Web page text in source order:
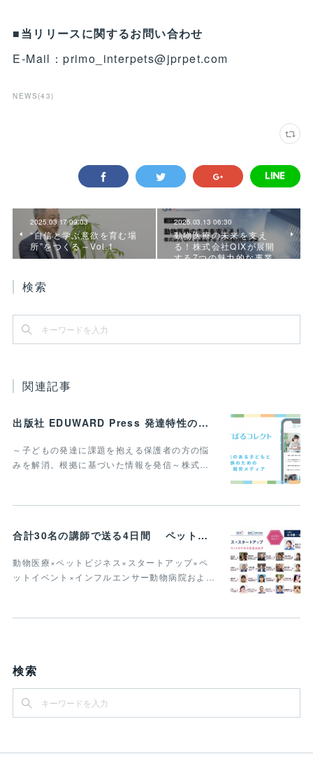
■当リリースに関するお問い合わせ
E-Mail：primo_interpets@jprpet.com
NEWS (43)
2025.03.17 09:03
“自信と学ぶ意欲を育む場
所”をつくる～Vol.1
2025.03.13 06:30
動物医療の未来を支え
る！株式会社QIXが展開
する7つの魅力的な事業
検索
関連記事
出版社 EDUWARD Press 発達特性のある子どもと家族のための進学・就労メディア 「すばるコレクト」を開設
～子どもの発達に課題を抱える保護者の方の悩
みを解消。根拠に基づいた情報を発信～株式…
合計30名の講師で送る4日間 ペットビジネス＆獣医療分野への参入と事業開発者対象 インターペット2024ビジネスセミナー講演者決定
動物医療×ペットビジネス×スタートアップ×ペ
ットイベント×インフルエンサー動物病院およ…
検索